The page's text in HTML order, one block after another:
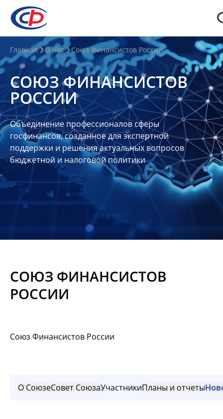
О
нас
О
СФР
Совет
Союза
Участники
Планы
отчеты
Контакты
Материалы
Главная О нас Союз Финансистов России
СОЮЗ ФИНАНСИСТОВ
РОССИИ
Объединение профессионалов сферы
госфинансов, созданное для экспертной
поддержки и решения актуальных вопросов
бюджетной и налоговой политики
СОЮЗ ФИНАНСИСТОВ
РОССИИ
Союз Финансистов России
О СоюзеСовет СоюзаУчастникиПланы и отчеты